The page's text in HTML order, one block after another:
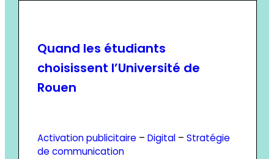
Quand les étudiants
choisissent l’Université de
Rouen
Activation publicitaire – Digital – Stratégie
de communication